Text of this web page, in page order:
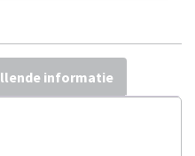
informatie